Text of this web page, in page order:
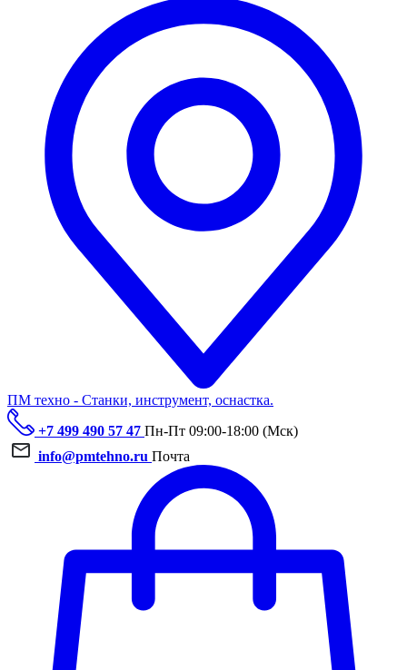
ПМ техно - Станки, инструмент, оснастка.
+7 499 490 57 47 Пн-Пт 09:00-18:00 (Мск)
info@pmtehno.ru Почта